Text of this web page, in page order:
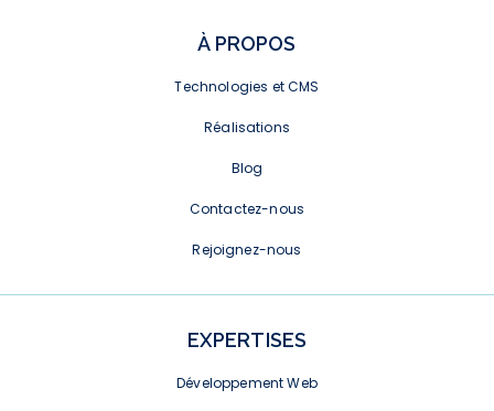
À PROPOS
Technologies et CMS
Réalisations
Blog
Contactez-nous
Rejoignez-nous
EXPERTISES
Développement Web